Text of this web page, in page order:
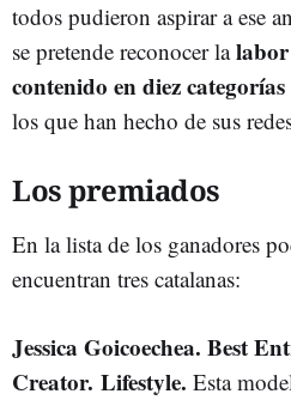
todos pudieron aspirar a ese
se pretende reconocer lalabor
contenido en diez
los que han hecho de sus
Los premiados
En la lista de los ganadores
encuentran tres catalanas:
Jessica Goicoechea. Best
Creator. Lifestyle. Esta